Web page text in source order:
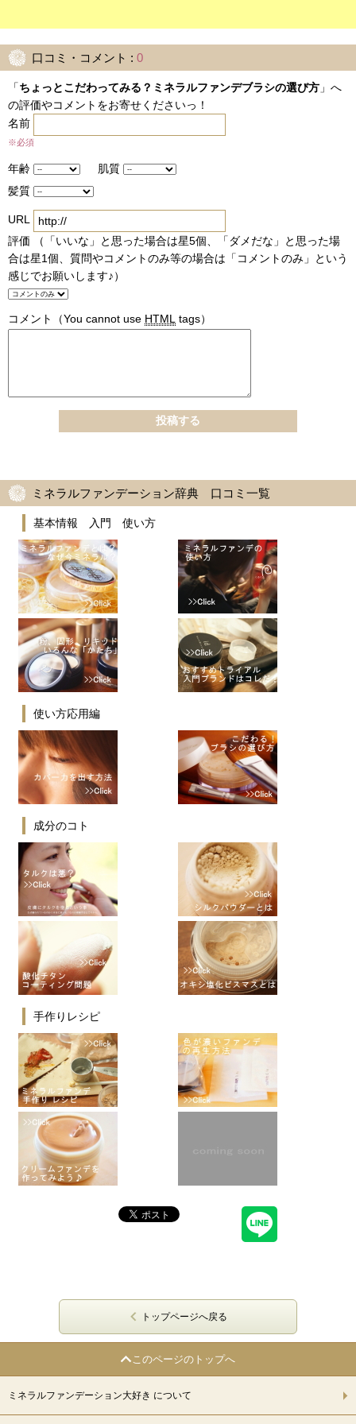
口コミ・コメント : 0
「ちょっとこだわってみる？ミネラルファンデブラシの選び方 」へ
の評価やコメントをお寄せくださいっ！
名前
※必須
年齢
肌質
髪質
URL
評価 （「いいな」と思った場合は星5個、「ダメだな」と思った場
合は星1個、質問やコメントのみ等の場合は「コメントのみ」という
感じでお願いします♪）
コメント （You cannot use HTML tags）
ミネラルファンデーション辞典 口コミ一覧
基本情報 入門 使い方
使い方応用編
成分のコト
手作りレシピ
トップページへ戻る
このページのトップへ
ミネラルファンデーション大好き について